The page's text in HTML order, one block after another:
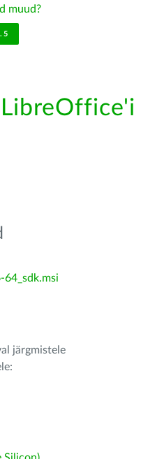
muud?
LibreOffice'i
64_sdk.msi
järgmistele